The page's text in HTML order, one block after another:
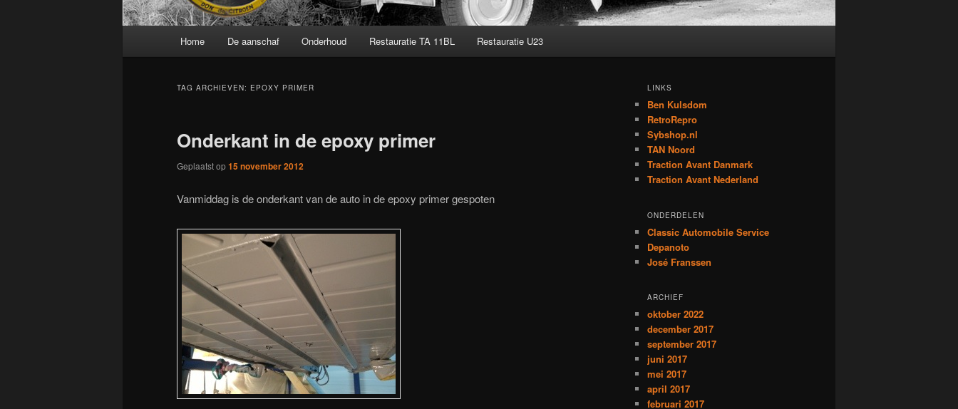
Home De aanschaf Onderhoud Restauratie TA 11BL Restauratie U23
TAG ARCHIEVEN: EPOXY PRIMER
Onderkant in de epoxy primer
Geplaatst op15 november 2012
Vanmiddag is de onderkant van de auto in de epoxy primer gespoten
LINKS
Ben Kulsdom
RetroRepro
Sybshop.nl
TAN Noord
Traction Avant Danmark
Traction Avant Nederland
ONDERDELEN
Classic Automobile Service
Depanoto
José Franssen
ARCHIEF
oktober 2022
december 2017
september 2017
juni 2017
mei 2017
april 2017
februari 2017